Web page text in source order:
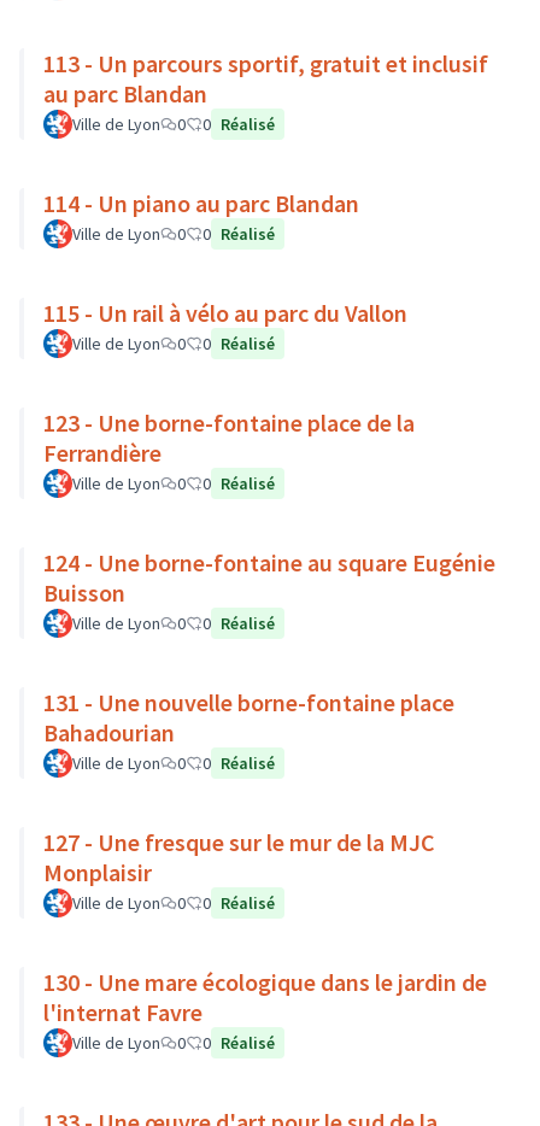
113 - Un parcours sportif, gratuit et inclusif
au parc Blandan
Ville de Lyon 0 0 Réalisé
114 - Un piano au parc Blandan
Ville de Lyon 0 0 Réalisé
115 - Un rail à vélo au parc du Vallon
Ville de Lyon 0 0 Réalisé
123 - Une borne-fontaine place de la
Ferrandière
Ville de Lyon 0 0 Réalisé
124 - Une borne-fontaine au square Eugénie
Buisson
Ville de Lyon 0 0 Réalisé
131 - Une nouvelle borne-fontaine place
Bahadourian
Ville de Lyon 0 0 Réalisé
127 - Une fresque sur le mur de la MJC
Monplaisir
Ville de Lyon 0 0 Réalisé
130 - Une mare écologique dans le jardin de
l'internat Favre
Ville de Lyon 0 0 Réalisé